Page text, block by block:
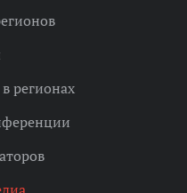
регионах